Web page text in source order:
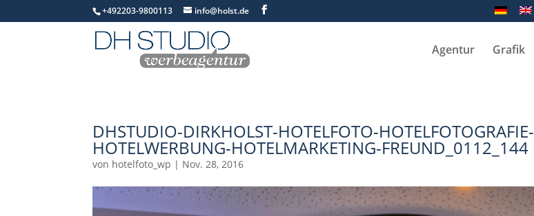
+492203-9800113 info@holst.de
Agentur Grafik
DHSTUDIO-DIRKHOLST-HOTELFOTO-HOTELFOTOGRAFIE-
HOTELWERBUNG-HOTELMARKETING-FREUND_0112_144
von hotelfoto_wp | Nov. 28, 2016